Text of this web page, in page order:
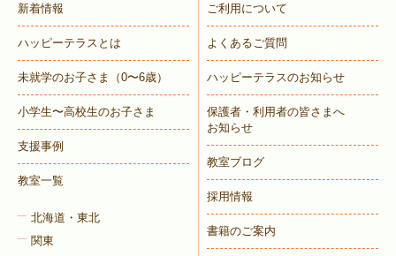
新着情報
ハッピーテラスとは
未就学のお子さま （0〜6歳）
小学生〜高校生のお子さま
支援事例
教室一覧
北海道・東北
関東
ご利用について
よくあるご質問
ハッピーテラスのお知らせ
保護者・利用者の皆さまへ
お知らせ
教室ブログ
採用情報
書籍のご案内